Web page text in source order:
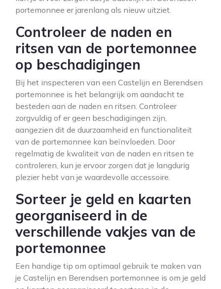
portemonnee er jarenlang als nieuw uitziet.
Controleer de naden en
ritsen van de portemonnee
op beschadigingen
Bij het inspecteren van een Castelijn en Berendsen
portemonnee is het belangrijk om aandacht te
besteden aan de naden en ritsen. Controleer
zorgvuldig of er geen beschadigingen zijn,
aangezien dit de duurzaamheid en functionaliteit
van de portemonnee kan beïnvloeden. Door
regelmatig de kwaliteit van de naden en ritsen te
controleren, kun je ervoor zorgen dat je langdurig
plezier hebt van je waardevolle accessoire.
Sorteer je geld en kaarten
georganiseerd in de
verschillende vakjes van de
portemonnee
Een handige tip om optimaal gebruik te maken van
je Castelijn en Berendsen portemonnee is om je geld